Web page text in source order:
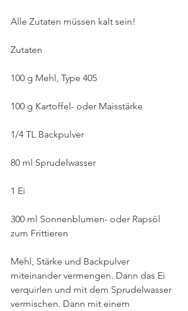
Alle Zutaten müssen kalt sein!
Zutaten
100 g Mehl, Type 405
100 g Kartoffel- oder Maisstärke
1/4 TL Backpulver
80 ml Sprudelwasser
1 Ei
300 ml Sonnenblumen- oder Rapsöl
zum Frittieren
Mehl, Stärke und Backpulver
miteinander vermengen. Dann das Ei
verquirlen und mit dem Sprudelwasser
vermischen. Dann mit einem